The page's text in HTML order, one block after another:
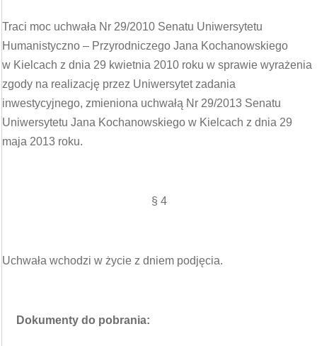
Traci moc uchwała Nr 29/2010 Senatu Uniwersytetu
Humanistyczno – Przyrodniczego Jana Kochanowskiego
w Kielcach z dnia 29 kwietnia 2010 roku w sprawie wyrażenia
zgody na realizację przez Uniwersytet zadania
inwestycyjnego, zmieniona uchwałą Nr 29/2013 Senatu
Uniwersytetu Jana Kochanowskiego w Kielcach z dnia 29
maja 2013 roku.
§ 4
Uchwała wchodzi w życie z dniem podjęcia.
Dokumenty do pobrania: